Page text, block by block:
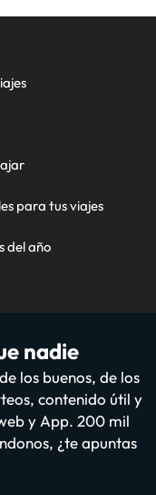
para tus viajes
del año
nadie
los buenos, de los
contenido útil y
y App. 200 mil
¿te apuntas